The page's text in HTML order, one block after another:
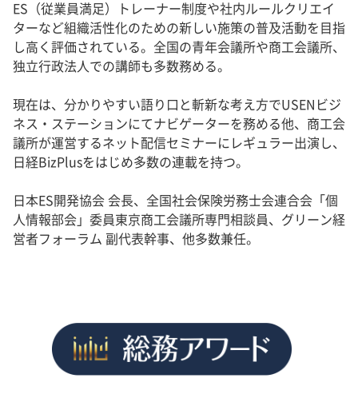
ES（従業員満足）トレーナー制度や社内ルールクリエイ
ターなど組織活性化のための新しい施策の普及活動を目指
し高く評価されている。全国の青年会議所や商工会議所、
独立行政法人での講師も多数務める。
現在は、分かりやすい語り口と斬新な考え方でUSENビジ
ネス・ステーションにてナビゲーターを務める他、商工会
議所が運営するネット配信セミナーにレギュラー出演し、
日経BizPlusをはじめ多数の連載を持つ。
日本ES開発協会 会長、全国社会保険労務士会連合会「個
人情報部会」委員東京商工会議所専門相談員、グリーン経
営者フォーラム 副代表幹事、他多数兼任。